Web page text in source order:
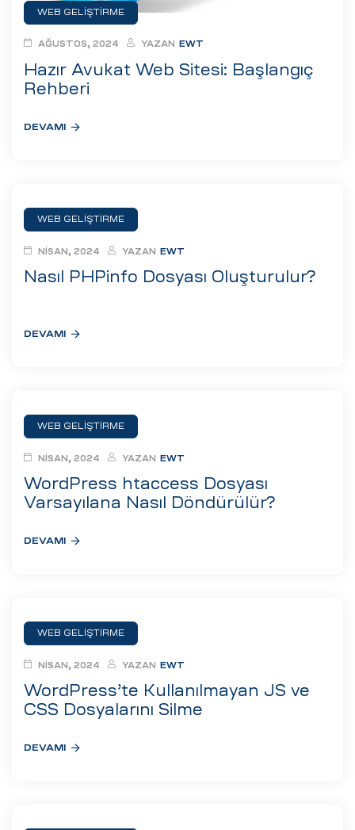
WEB GELIŞTIRME
Hazır Avukat Web Sitesi: Başlangıç
Rehberi
AĞUSTOS, 2024 YAZAN EWT
DEVAMI
WEB GELIŞTIRME
Nasıl PHPinfo Dosyası Oluşturulur?
NISAN, 2024 YAZAN EWT
DEVAMI
WEB GELIŞTIRME
WordPress htaccess Dosyası
Varsayılana Nasıl Döndürülür?
NISAN, 2024 YAZAN EWT
DEVAMI
WEB GELIŞTIRME
WordPress’te Kullanılmayan JS ve
CSS Dosyalarını Silme
NISAN, 2024 YAZAN EWT
DEVAMI